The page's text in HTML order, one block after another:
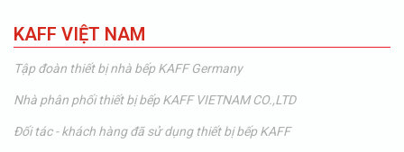
KAFF VIỆT NAM
Tập đoàn thiết bị nhà bếp KAFF Germany
Nhà phân phối thiết bị bếp KAFF VIETNAM CO.,LTD
Đối tác - khách hàng đã sử dụng thiết bị bếp KAFF